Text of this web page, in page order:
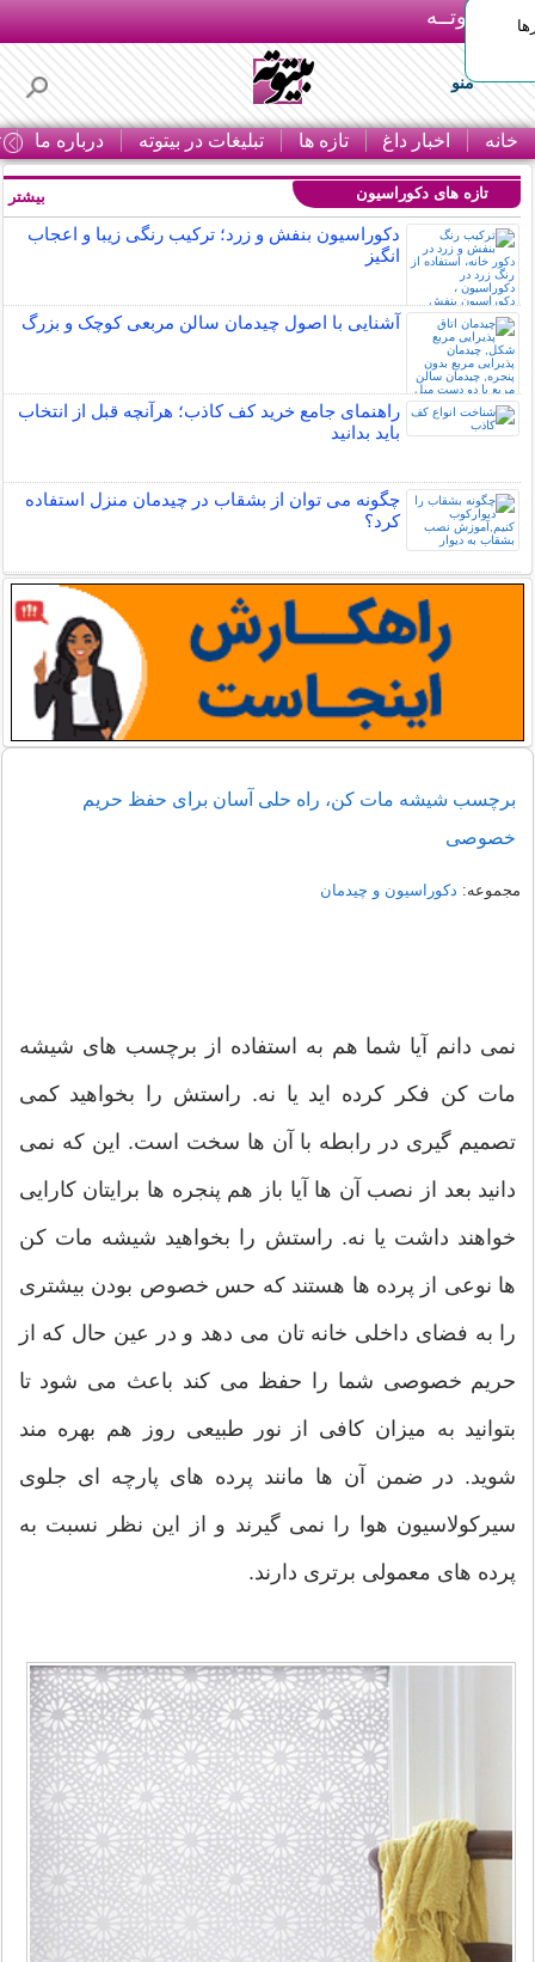
بـیتوتــه
منو
خانه اخبار داغ تازه ها تبلیغات در بیتوته درباره ما
تازه های دکوراسیون
دکوراسیون بنفش و زرد؛ ترکیب رنگی زیبا و اعجاب
انگیز
آشنایی با اصول چیدمان سالن مربعی کوچک و بزرگ
راهنمای جامع خرید کف کاذب؛ هرآنچه قبل از انتخاب
باید بدانید
چگونه می توان از بشقاب در چیدمان منزل استفاده
کرد؟
بیشتر
برچسب شیشه مات کن، راه حلی آسان برای حفظ حریم
خصوصی
مجموعه: دکوراسیون و چیدمان
نمی دانم آیا شما هم به استفاده از برچسب های شیشه
مات کن فکر کرده اید یا نه. راستش را بخواهید کمی
تصمیم گیری در رابطه با آن ها سخت است. این که نمی
دانید بعد از نصب آن ها آیا باز هم پنجره ها برایتان کارایی
خواهند داشت یا نه. راستش را بخواهید شیشه مات کن
ها نوعی از پرده ها هستند که حس خصوص بودن بیشتری
را به فضای داخلی خانه تان می دهد و در عین حال که از
حریم خصوصی شما را حفظ می کند باعث می شود تا
بتوانید به میزان کافی از نور طبیعی روز هم بهره مند
شوید. در ضمن آن ها مانند پرده های پارچه ای جلوی
سیرکولاسیون هوا را نمی گیرند و از این نظر نسبت به
پرده های معمولی برتری دارند.